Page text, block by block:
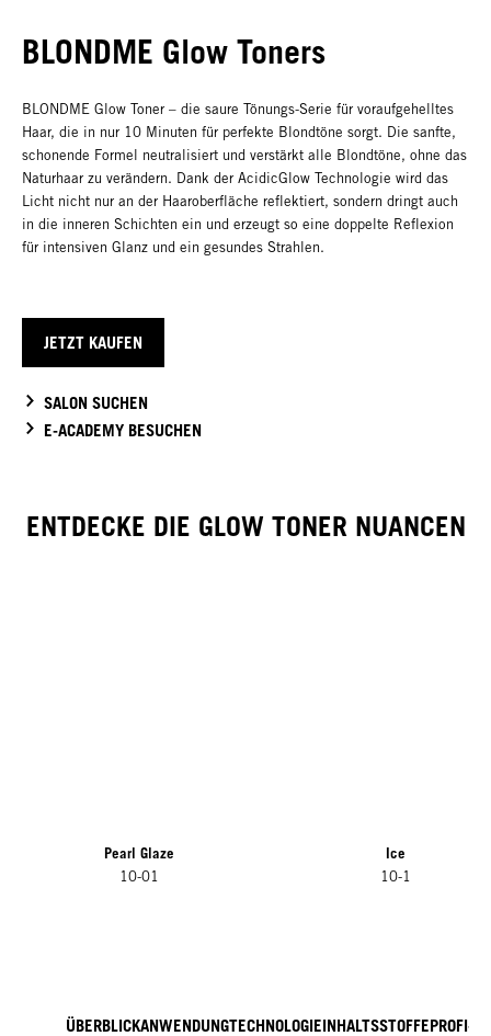
BLONDME Glow Toners
BLONDME Glow Toner – die saure Tönungs-Serie für voraufgehelltes
Haar, die in nur 10 Minuten für perfekte Blondtöne sorgt. Die sanfte,
schonende Formel neutralisiert und verstärkt alle Blondtöne, ohne das
Naturhaar zu verändern. Dank der AcidicGlow Technologie wird das
Licht nicht nur an der Haaroberfläche reflektiert, sondern dringt auch
in die inneren Schichten ein und erzeugt so eine doppelte Reflexion
für intensiven Glanz und ein gesundes Strahlen.
JETZT KAUFEN
SALON SUCHEN
E-ACADEMY BESUCHEN
ENTDECKE DIE GLOW TONER NUANCEN
Pearl Glaze
10-01
Ice
10-1
ÜBERBLICKANWENDUNGTECHNOLOGIEINHALTSSTOFFEPROFI-